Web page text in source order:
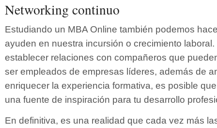
Networking continuo
Estudiando un MBA Online también podemos
ayuden en nuestra incursión o crecimiento
establecer relaciones con compañeros que
ser empleados de empresas líderes, además de
enriquecer la experiencia formativa, es posible
una fuente de inspiración para tu desarrollo
En definitiva, es una realidad que cada vez más